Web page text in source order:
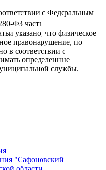
с Федеральным
ФЗ часть
указано, что физическое
правонарушение, по
в соответствии с
определенные
службы.
"Сафоновский
области